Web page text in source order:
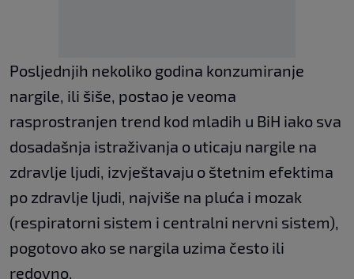
Posljednjih nekoliko godina konzumiranje
nargile, ili šiše, postao je veoma
rasprostranjen trend kod mladih u BiH iako sva
dosadašnja istraživanja o uticaju nargile na
zdravlje ljudi, izvještavaju o štetnim efektima
po zdravlje ljudi, najviše na pluća i mozak
(respiratorni sistem i centralni nervni sistem),
pogotovo ako se nargila uzima često ili
redovno.